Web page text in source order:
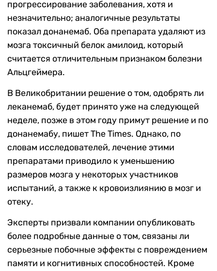
прогрессирование заболевания, хотя и
незначительно; аналогичные результаты
показал донанемаб. Оба препарата удаляют из
мозга токсичный белок амилоид, который
считается отличительным признаком болезни
Альцгеймера.
В Великобритании решение о том, одобрять ли
леканемаб, будет принято уже на следующей
неделе, позже в этом году примут решение и по
донанемабу, пишет The Times. Однако, по
словам исследователей, лечение этими
препаратами приводило к уменьшению
размеров мозга у некоторых участников
испытаний, а также к кровоизлиянию в мозг и
отеку.
Эксперты призвали компании опубликовать
более подробные данные о том, связаны ли
серьезные побочные эффекты с повреждением
памяти и когнитивных способностей. Кроме